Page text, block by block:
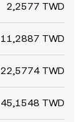
2,2577 TWD
11,2887 TWD
22,5774 TWD
45,1548 TWD